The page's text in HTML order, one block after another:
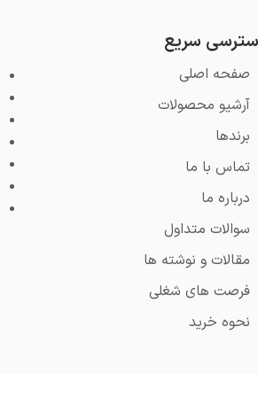
سریع
صفحه اصلی
آرشیو محصولات
برندها
تماس با ما
درباره ما
سوالات متداول
مقالات و نوشته ها
فرصت های شغلی
نحوه خرید